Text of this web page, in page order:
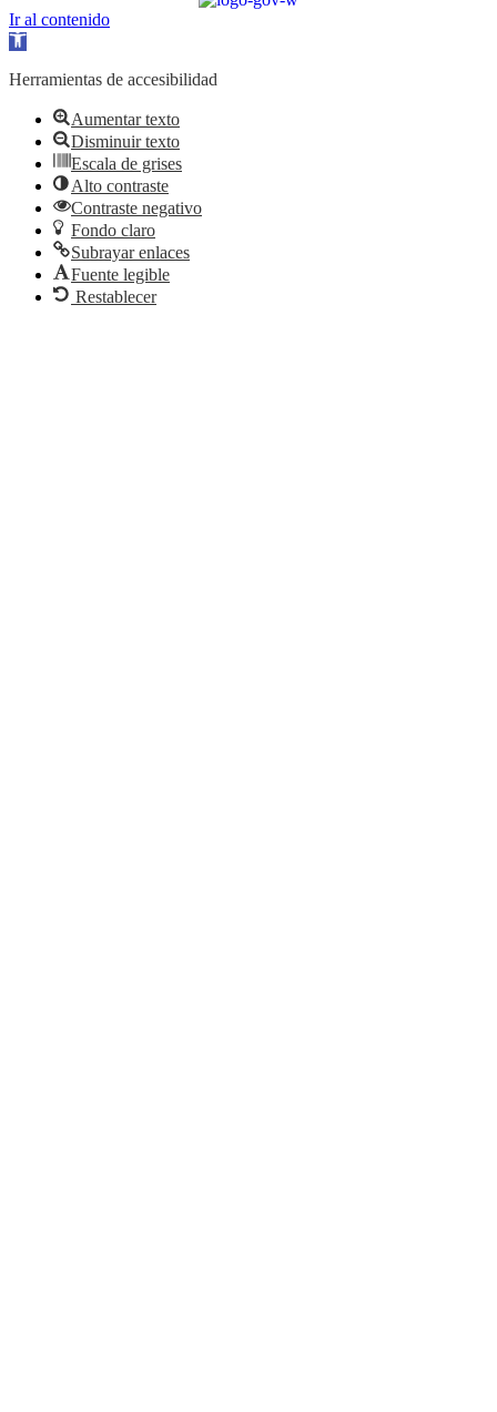
Ir al contenido
Abrir
de
Herramientas de accesibilidad
Aumentar texto
Disminuir texto
Escala de grises
Alto contraste
Contraste negativo
Fondo claro
Subrayar enlaces
Fuente legible
Restablecer